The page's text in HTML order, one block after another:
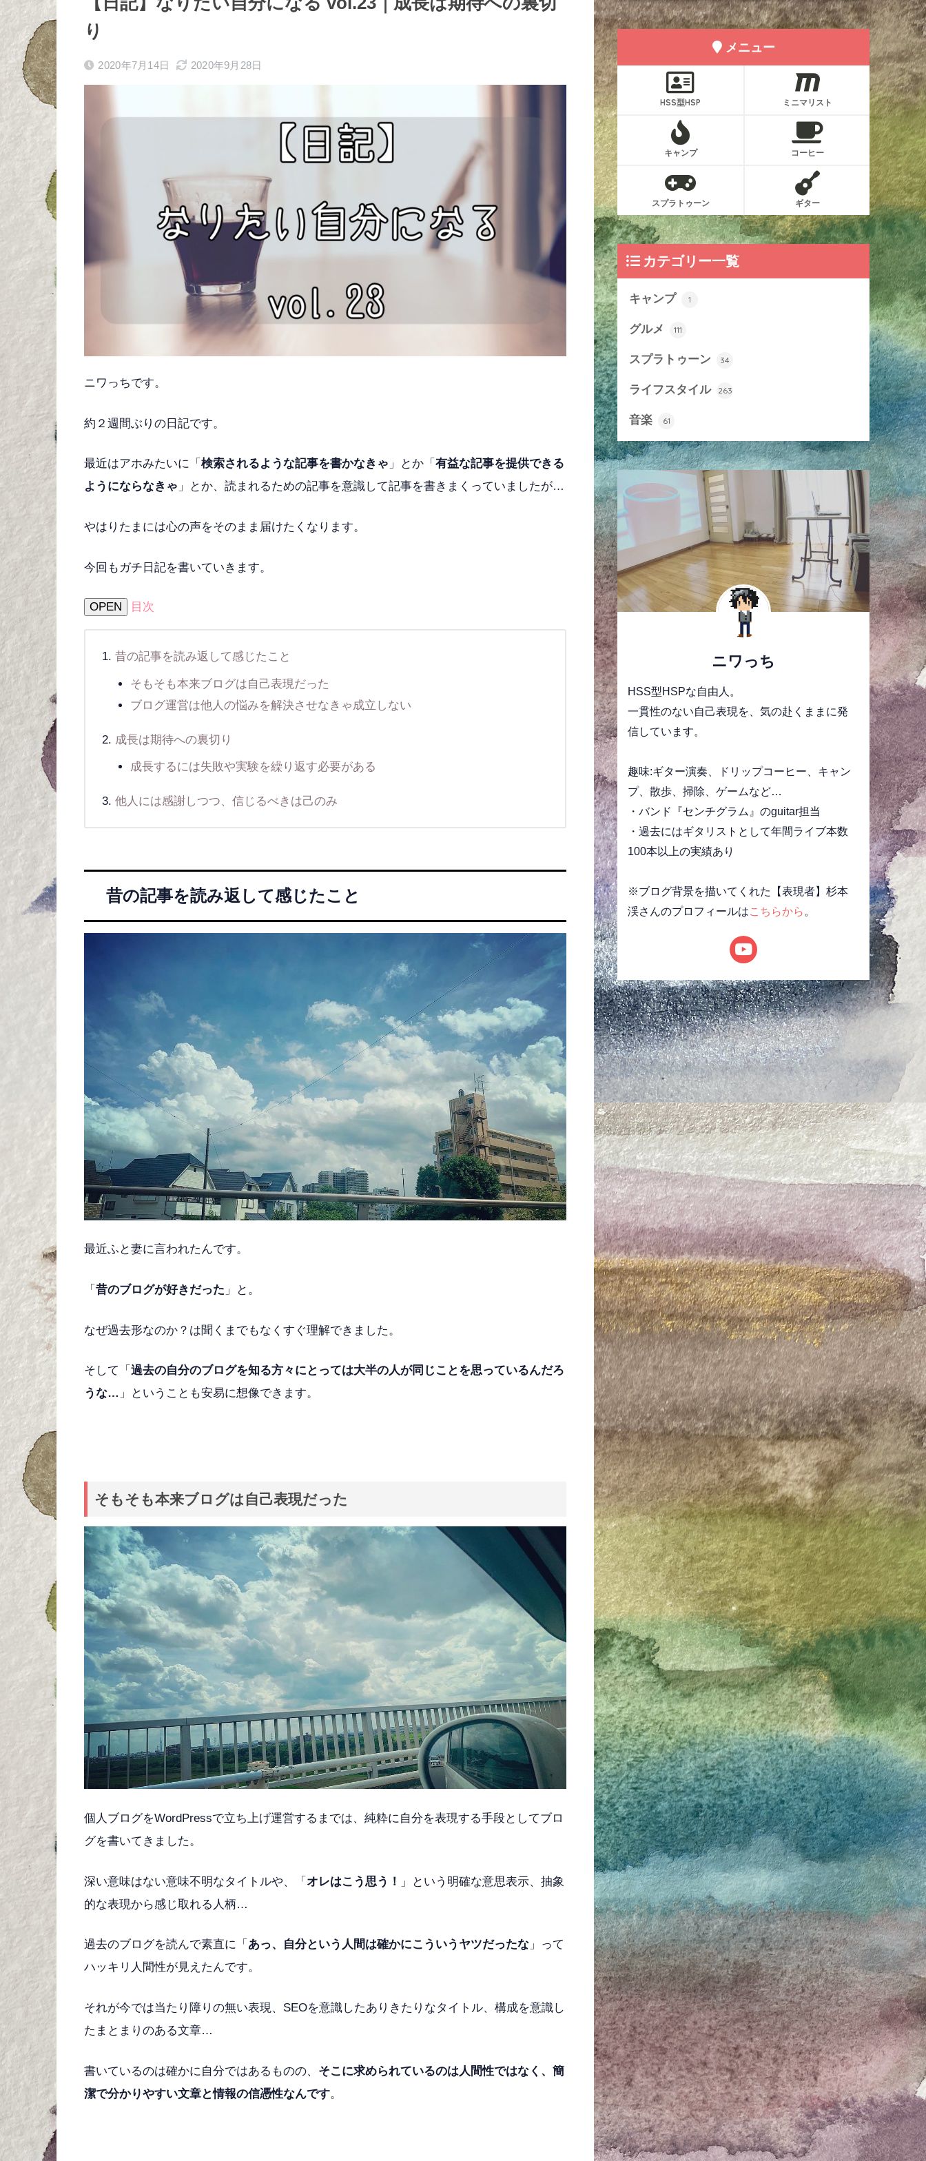
り
2020年7月14日 2020年9月28日
ニワっちです。
約２週間ぶりの日記です。
最近はアホみたいに「 検索されるような記事を書かなきゃ 」とか「 有益な記事を提供できる
ようにならなきゃ 」とか、読まれるための記事を意識して記事を書きまくっていましたが…
やはりたまには心の声をそのまま届けたくなります。
今回もガチ日記を書いていきます。
OPEN 目次
昔の記事を読み返して感じたこと
そもそも本来ブログは自己表現だった
ブログ運営は他人の悩みを解決させなきゃ成立しない
成長は期待への裏切り
成長するには失敗や実験を繰り返す必要がある
他人には感謝しつつ、信じるべきは己のみ
昔の記事を読み返して感じたこと
最近ふと妻に言われたんです。
「 昔のブログが好きだった 」と。
なぜ過去形なのか？は聞くまでもなくすぐ理解できました。
そして「 過去の自分のブログを知る方々にとっては大半の人が同じことを思っているんだろ
うな… 」ということも安易に想像できます。
そもそも本来ブログは自己表現だった
個人ブログをWordPressで立ち上げ運営するまでは、純粋に自分を表現する手段としてブロ
グを書いてきました。
深い意味はない意味不明なタイトルや、「 オレはこう思う！
」という明確な意思表示、抽象
的な表現から感じ取れる人柄…
過去のブログを読んで素直に「 あっ、自分という人間は確かにこういうヤツだったな 」って
ハッキリ人間性が見えたんです。
それが今では当たり障りの無い表現、SEOを意識したありきたりなタイトル、構成を意識し
たまとまりのある文章…
書いているのは確かに自分ではあるものの、 そこに求められているのは人間性ではなく、簡
潔で分かりやすい文章と情報の信憑性なんです。
メニュー
HSS型HSP ミニマリスト
キャンプ コーヒー
スプラトゥーン ギター
カテゴリー一覧
キャンプ 1
グルメ 111
スプラトゥーン 34
ライフスタイル 263
音楽 61
ニワっち
HSS型HSPな自由人。
一貫性のない自己表現を、気の赴くままに発
信しています。
趣味:ギター演奏、ドリップコーヒー、キャン
プ、散歩、掃除、ゲームなど…
・バンド『センチグラム』のguitar担当
・過去にはギタリストとして年間ライブ本数
100本以上の実績あり
※ブログ背景を描いてくれた【表現者】杉本
渓さんのプロフィールはこちらから 。